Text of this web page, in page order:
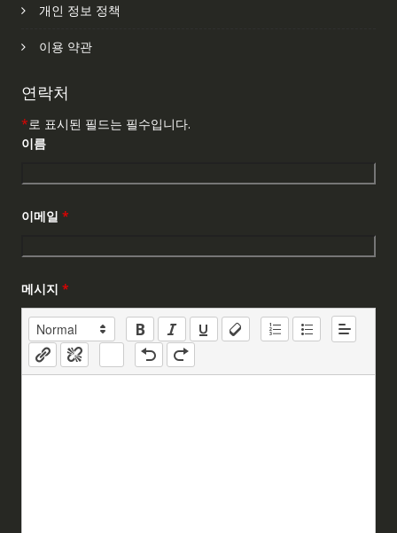
개인 정보 정책
이용 약관
연락처
*로 표시된 필드는 필수입니다.
이름
이메일 *
메시지 *